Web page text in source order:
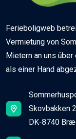
Ferieboligweb
Vermietung von
Mietern an uns
als einer Hand
Skovbakken 2
DK-8740